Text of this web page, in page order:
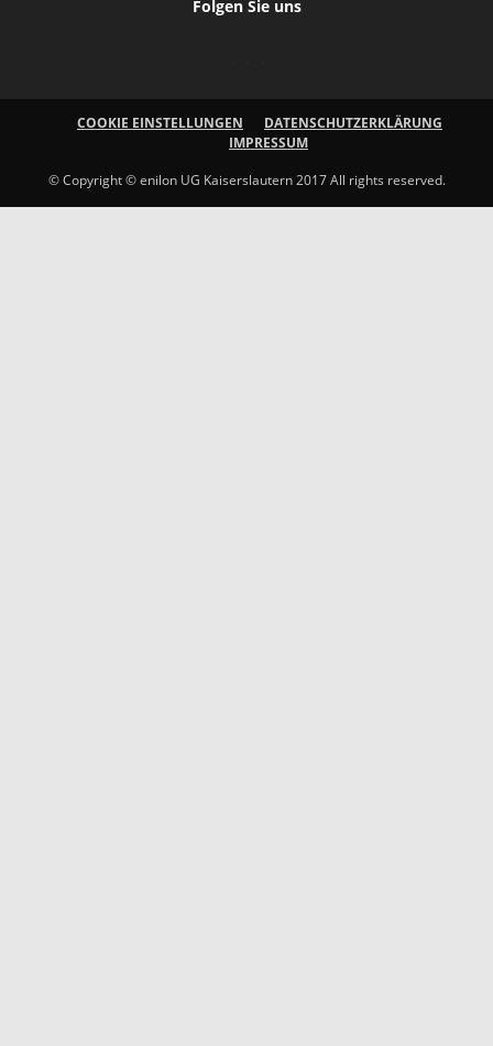
Folgen Sie uns
COOKIE EINSTELLUNGEN
DATENSCHUTZERKLÄRUNG
IMPRESSUM
© Copyright © enilon UG Kaiserslautern 2017 All rights reserved.